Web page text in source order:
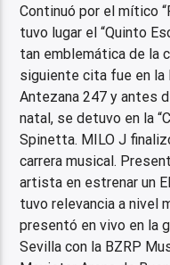
Continuó por el mítico
tuvo lugar el “Quinto
tan emblemática de la
siguiente cita fue en la
Antezana 247 y antes
natal, se detuvo en la
Spinetta. MILO J
carrera musical.
artista en estrenar un
tuvo relevancia a nivel
presentó en vivo en la
Sevilla con la BZRP